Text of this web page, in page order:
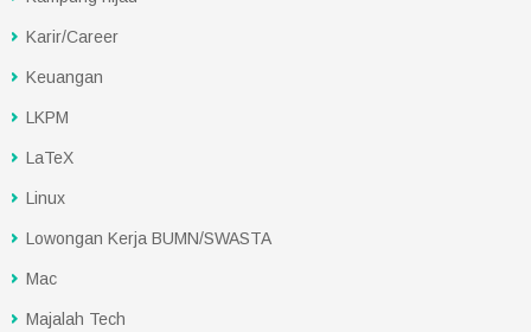
Karir/Career
Keuangan
LKPM
LaTeX
Linux
Lowongan Kerja BUMN/SWASTA
Mac
Majalah Tech